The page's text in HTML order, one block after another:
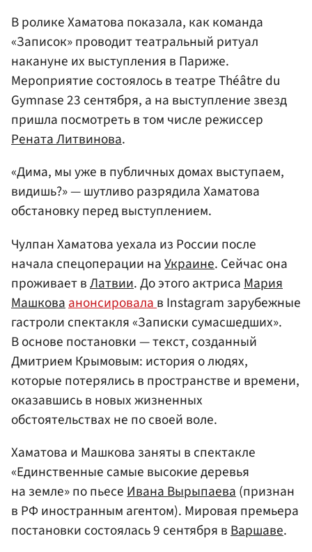
В ролике Хаматова показала, как команда
«Записок» проводит театральный ритуал
накануне их выступления в Париже.
Мероприятие состоялось в театре Théâtre du
Gymnase 23 сентября, а на выступление звезд
пришла посмотреть в том числе режиссер
Рената Литвинова.
«Дима, мы уже в публичных домах выступаем,
видишь?» — шутливо разрядила Хаматова
обстановку перед выступлением.
Чулпан Хаматова уехала из России после
начала спецоперации наУкраине. Сейчас она
проживает вЛатвии. До этого актриса Мария
Машкова анонсировала в Instagram зарубежные
гастроли спектакля «Записки сумасшедших».
В основе постановки — текст, созданный
Дмитрием Крымовым: история о людях,
которые потерялись в пространстве и времени,
оказавшись в новых жизненных
обстоятельствах не по своей воле.
Хаматова и Машкова заняты в спектакле
«Единственные самые высокие деревья
на земле» по пьесеИвана Вырыпаева(признан
в РФ иностранным агентом). Мировая премьера
постановки состоялась 9 сентября вВаршаве.